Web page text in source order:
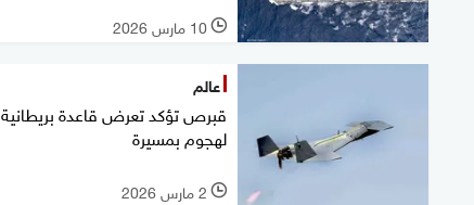
l 10 مارس 2026
عالم
قبرص تؤكد تعرض قاعدة بريطانية
لهجوم بمسيرة
l 2 مارس 2026